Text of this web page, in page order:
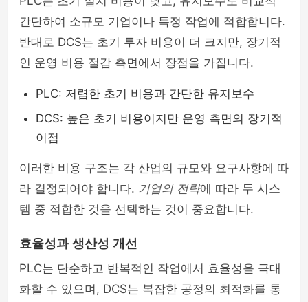
간단하여 소규모 기업이나 특정 작업에 적합합니다.
반대로 DCS는 초기 투자 비용이 더 크지만, 장기적
인 운영 비용 절감 측면에서 장점을 가집니다.
PLC: 저렴한 초기 비용과 간단한 유지보수
DCS: 높은 초기 비용이지만 운영 측면의 장기적
이점
이러한 비용 구조는 각 산업의 규모와 요구사항에 따
라 결정되어야 합니다. 기업의 전략에 따라 두 시스
템 중 적합한 것을 선택하는 것이 중요합니다.
효율성과 생산성 개선
PLC는 단순하고 반복적인 작업에서 효율성을 극대
화할 수 있으며, DCS는 복잡한 공정의 최적화를 통